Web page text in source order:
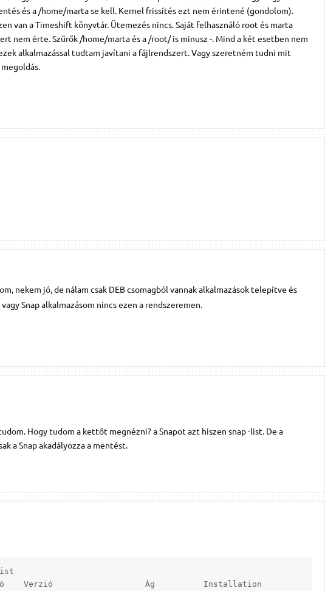
és a /home/marta se kell. Kernel frissítés ezt nem érintené (gondolom).
van a Timeshift könyvtár. Ütemezés nincs. Saját felhasználó root és marta
nem érte. Szűrők /home/marta és a /root/ is minusz -. Mind a két esetben nem
alkalmazással tudtam javítani a fájlrendszert. Vagy szeretném tudni mit
nekem jó, de nálam csak DEB csomagból vannak alkalmazások telepítve és
Snap alkalmazásom nincs ezen a rendszeremen.
Hogy tudom a kettőt megnézni? a Snapot azt hiszen snap -list. De a
a Snap akadályozza a mentést.
Verzió                   Ág          Installation